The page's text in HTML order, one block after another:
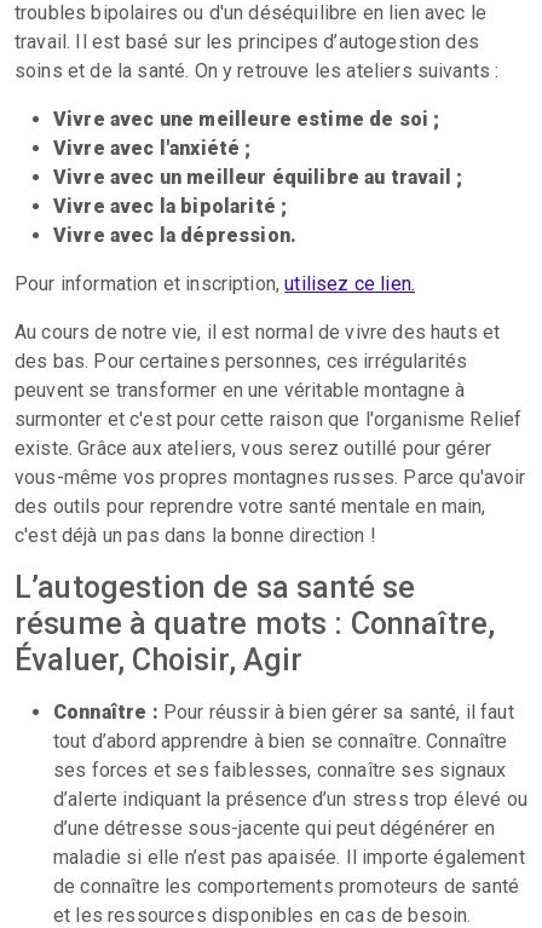
troubles bipolaires ou d'un déséquilibre en lien avec le
travail. Il est basé sur les principes d’autogestion des
soins et de la santé. On y retrouve les ateliers suivants :
Vivre avec une meilleure estime de soi ;
Vivre avec l'anxiété ;
Vivre avec un meilleur équilibre au travail ;
Vivre avec la bipolarité ;
Vivre avec la dépression.
Pour information et inscription,utilisez ce lien.
Au cours de notre vie, il est normal de vivre des hauts et
des bas. Pour certaines personnes, ces irrégularités
peuvent se transformer en une véritable montagne à
surmonter et c'est pour cette raison que l'organisme Relief
existe. Grâce aux ateliers, vous serez outillé pour gérer
vous-même vos propres montagnes russes. Parce qu'avoir
des outils pour reprendre votre santé mentale en main,
c'est déjà un pas dans la bonne direction !
L’autogestion de sa santé se
résume à quatre mots : Connaître,
Évaluer, Choisir, Agir
Connaître : Pour réussir à bien gérer sa santé, il faut
tout d’abord apprendre à bien se connaître. Connaître
ses forces et ses faiblesses, connaître ses signaux
d’alerte indiquant la présence d’un stress trop élevé ou
d’une détresse sous-jacente qui peut dégénérer en
maladie si elle n’est pas apaisée. Il importe également
de connaître les comportements promoteurs de santé
et les ressources disponibles en cas de besoin.